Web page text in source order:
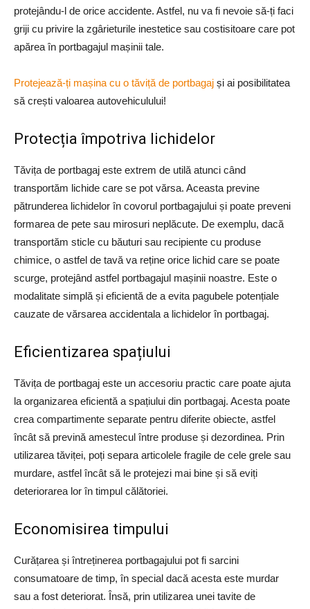
protejându-l de orice accidente. Astfel, nu va fi nevoie să-ți faci
griji cu privire la zgârieturile inestetice sau costisitoare care pot
apărea în portbagajul mașinii tale.
Protejează-ți mașina cu o tăviță de portbagaj și ai posibilitatea
să crești valoarea autovehiculului!
Protecția împotriva lichidelor
Tăvița de portbagaj este extrem de utilă atunci când
transportăm lichide care se pot vărsa. Aceasta previne
pătrunderea lichidelor în covorul portbagajului și poate preveni
formarea de pete sau mirosuri neplăcute. De exemplu, dacă
transportăm sticle cu băuturi sau recipiente cu produse
chimice, o astfel de tavă va reține orice lichid care se poate
scurge, protejând astfel portbagajul mașinii noastre. Este o
modalitate simplă și eficientă de a evita pagubele potențiale
cauzate de vărsarea accidentala a lichidelor în portbagaj.
Eficientizarea spațiului
Tăvița de portbagaj este un accesoriu practic care poate ajuta
la organizarea eficientă a spațiului din portbagaj. Acesta poate
crea compartimente separate pentru diferite obiecte, astfel
încât să prevină amestecul între produse și dezordinea. Prin
utilizarea tăviței, poți separa articolele fragile de cele grele sau
murdare, astfel încât să le protejezi mai bine și să eviți
deteriorarea lor în timpul călătoriei.
Economisirea timpului
Curățarea și întreținerea portbagajului pot fi sarcini
consumatoare de timp, în special dacă acesta este murdar
sau a fost deteriorat. Însă, prin utilizarea unei tavite de